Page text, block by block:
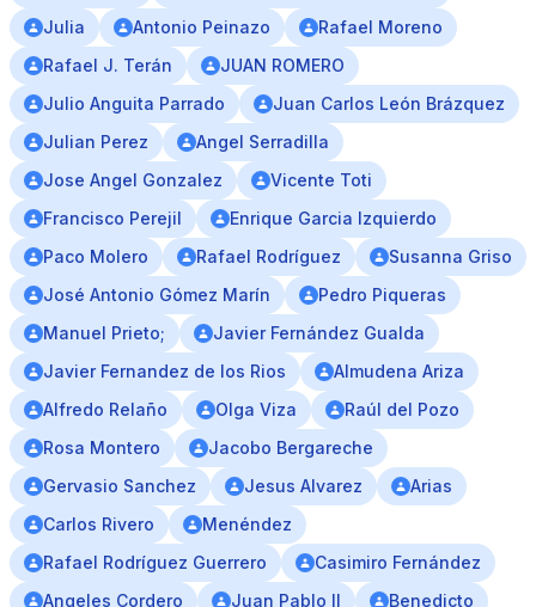
Julia
Antonio Peinazo
Rafael Moreno
Rafael J. Terán
JUAN ROMERO
Julio Anguita Parrado
Juan Carlos León Brázquez
Julian Perez
Angel Serradilla
Jose Angel Gonzalez
Vicente Toti
Francisco Perejil
Enrique Garcia Izquierdo
Paco Molero
Rafael Rodríguez
Susanna Griso
José Antonio Gómez Marín
Pedro Piqueras
Manuel Prieto;
Javier Fernández Gualda
Javier Fernandez de los Rios
Almudena Ariza
Alfredo Relaño
Olga Viza
Raúl del Pozo
Rosa Montero
Jacobo Bergareche
Gervasio Sanchez
Jesus Alvarez
Arias
Carlos Rivero
Menéndez
Rafael Rodríguez Guerrero
Casimiro Fernández
Angeles Cordero
Juan Pablo II Benedicto